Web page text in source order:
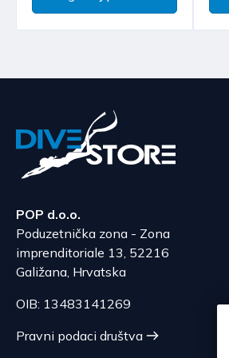
POP d.o.o.
Poduzetnička zona - Zona
imprenditoriale 13, 52216
Galižana, Hrvatska
OIB: 13483141269
Pravni podaci društva